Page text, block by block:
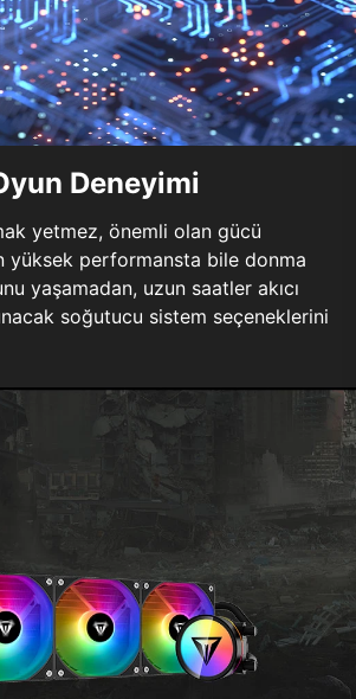
Deneyimi
yetmez, önemli olan gücü
yüksek performansta bile donma
yaşamadan, uzun saatler akıcı
soğutucu sistem seçeneklerini